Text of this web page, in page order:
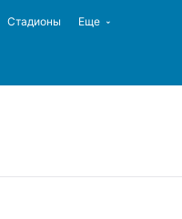
Стадионы Еще